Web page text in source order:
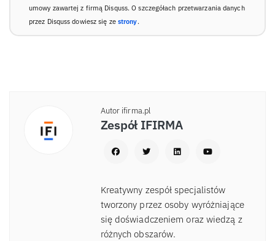
umowy zawartej z firmą Disquss. O szczegółach przetwarzania danych
przez Disquss dowiesz się ze strony.
Autor ifirma.pl
Zespół IFIRMA
Kreatywny zespół specjalistów
tworzony przez osoby wyróżniające
się doświadczeniem oraz wiedzą z
różnych obszarów.